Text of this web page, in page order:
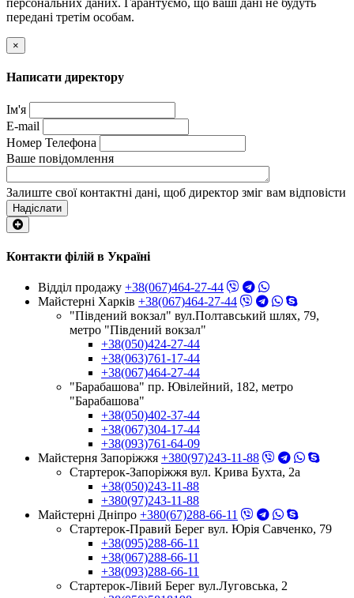
персональних даних. Гарантуємо, що ваші дані не будуть
передані третім особам.
×
Написати директору
Ім'я
E-mail
Номер Телефона
Ваше повідомлення
Залиште свої контактні дані, щоб директор зміг вам відповісти
Надіслати
Контакти філій в Україні
Відділ продажу +38(067)464-27-44
Майстерні Харків +38(067)464-27-44
"Південий вокзал" вул.Полтавський шлях, 79,
метро "Південий вокзал"
+38(050)424-27-44
+38(063)761-17-44
+38(067)464-27-44
"Барабашова" пр. Ювілейний, 182, метро
"Барабашова"
+38(050)402-37-44
+38(067)304-17-44
+38(093)761-64-09
Майстерня Запоріжжя +380(97)243-11-88
Стартерок-Запоріжжя вул. Крива Бухта, 2а
+38(050)243-11-88
+380(97)243-11-88
Майстерні Днiпро +380(67)288-66-11
Стартерок-Правий Берег вул. Юрія Савченко, 79
+38(095)288-66-11
+38(067)288-66-11
+38(093)288-66-11
Стартерок-Лівий Берег вул.Луговська, 2